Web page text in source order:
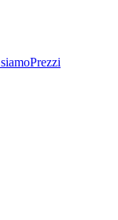
Prezzi